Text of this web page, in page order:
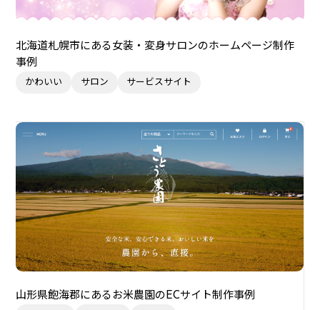
北海道札幌市にある女装・変身サロンのホームページ制作
事例
かわいい サロン サービスサイト
山形県飽海郡にあるお米農園のECサイト制作事例